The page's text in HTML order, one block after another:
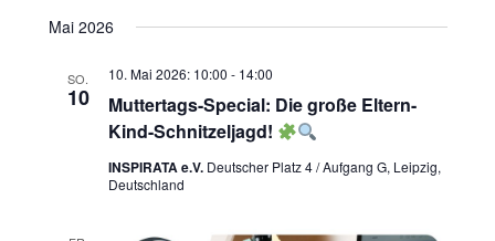
Mai 2026
SO.
10
Muttertags-Special: Die große Eltern-
Kind-Schnitzeljagd!
10. Mai 2026: 10:00 - 14:00
INSPIRATA e.V. Deutscher Platz 4 / Aufgang G, Leipzig,
Deutschland